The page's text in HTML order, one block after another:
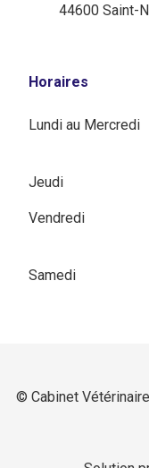
44600 Saint-
Horaires
Lundi au Mercredi
Jeudi
Vendredi
Samedi
© Cabinet